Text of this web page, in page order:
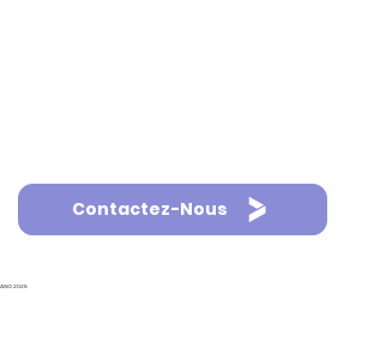
Contactez-Nous
2025